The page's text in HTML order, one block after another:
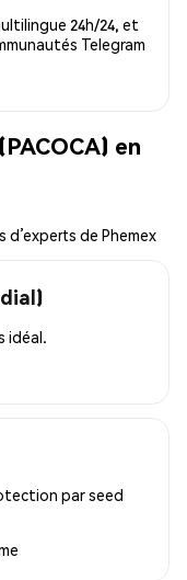
24h/24, et
Telegram
en
d’experts de Phemex
idéal.
par seed